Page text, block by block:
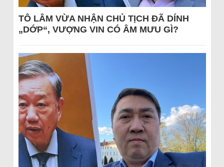
TÔ LÂM VỪA NHẬN CHỦ TỊCH ĐÃ DÍNH
„DỚP“, VƯỢNG VIN CÓ ÂM MƯU GÌ?